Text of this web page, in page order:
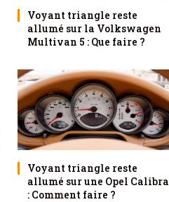
Voyant triangle reste
allumé sur la Volkswagen
Multivan 5 : Que faire ?
Voyant triangle reste
allumé sur une Opel Calibra
: Comment faire ?